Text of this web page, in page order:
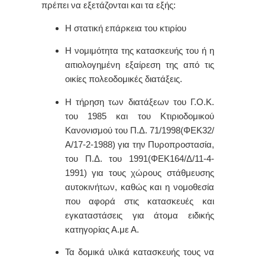
πρέπει να εξετάζονται και τα εξής:
Η στατική επάρκεια του κτιρίου
Η νομιμότητα της κατασκευής του ή η
αιτιολογημένη εξαίρεση της από τις
οικίες πολεοδομικές διατάξεις.
Η τήρηση των διατάξεων του Γ.Ο.Κ.
του 1985 και του Κτιριοδομικού
Κανονισμού του Π.Δ. 71/1998(ΦΕΚ32/
Α/17-2-1988) για την Πυροπροστασία,
του Π.Δ. του 1991(ΦΕΚ164/Δ/11-4-
1991) για τους χώρους στάθμευσης
αυτοκινήτων, καθώς και η νομοθεσία
που αφορά στις κατασκευές και
εγκαταστάσεις για άτομα ειδικής
κατηγορίας Α.με Α.
Τα δομικά υλικά κατασκευής τους να